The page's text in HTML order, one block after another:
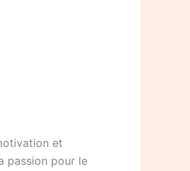
et
passion pour le